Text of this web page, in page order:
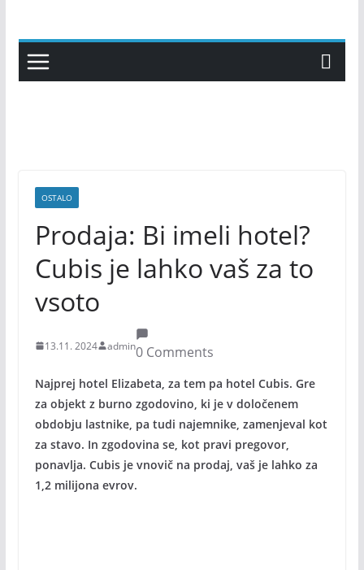
content
OSTALO
Prodaja: Bi imeli hotel?
Cubis je lahko vaš za to
vsoto
13.11. 2024 admin0 Comments
Najprej hotel Elizabeta, za tem pa hotel Cubis. Gre
za objekt z burno zgodovino, ki je v določenem
obdobju lastnike, pa tudi najemnike, zamenjeval kot
za stavo. In zgodovina se, kot pravi pregovor,
ponavlja. Cubis je vnovič na prodaj, vaš je lahko za
1,2 milijona evrov.